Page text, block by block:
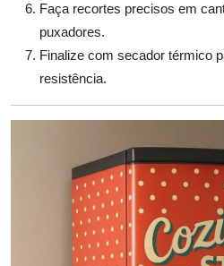
Faça recortes precisos em
puxadores.
Finalize com secador térmico
resistência.